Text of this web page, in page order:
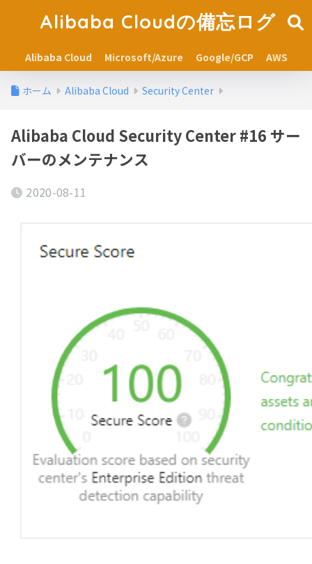
Alibaba Cloudの備忘ログ
Alibaba Cloud Microsoft/Azure Google/GCP AWS
ホーム Alibaba Cloud Security Center
Alibaba Cloud Security Center #16 サー
バーのメンテナンス
2020-08-11